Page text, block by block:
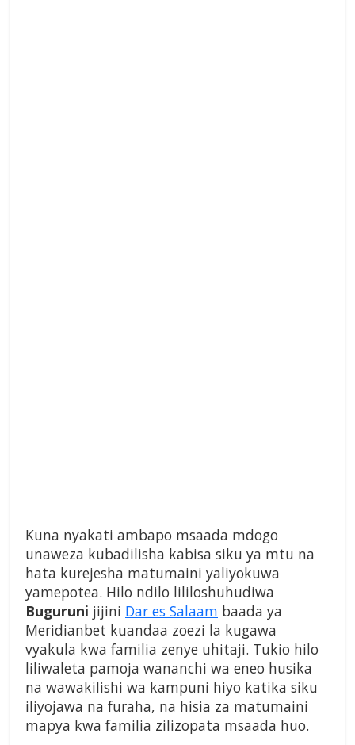
Kuna nyakati ambapo msaada mdogo
unaweza kubadilisha kabisa siku ya mtu na
hata kurejesha matumaini yaliyokuwa
yamepotea. Hilo ndilo lililoshuhudiwa
Buguruni jijini Dar es Salaam baada ya
Meridianbet kuandaa zoezi la kugawa
vyakula kwa familia zenye uhitaji. Tukio hilo
liliwaleta pamoja wananchi wa eneo husika
na wawakilishi wa kampuni hiyo katika siku
iliyojawa na furaha, na hisia za matumaini
mapya kwa familia zilizopata msaada huo.